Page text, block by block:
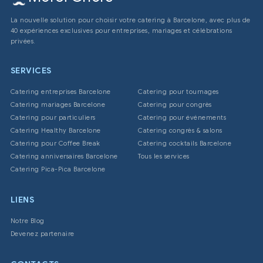
La nouvelle solution pour choisir votre catering à Barcelone, avec plus de
40 expériences exclusives pour entreprises, mariages et célébrations
privées.
SERVICES
Catering entreprises Barcelone
Catering mariages Barcelone
Catering pour particuliers
Catering Healthy Barcelone
Catering pour Coffee Break
Catering anniversaires Barcelone
Catering Pica-Pica Barcelone
Catering pour tournages
Catering pour congrès
Catering pour événements
Catering congrès & salons
Catering cocktails Barcelone
Tous les services
LIENS
Notre Blog
Devenez partenaire